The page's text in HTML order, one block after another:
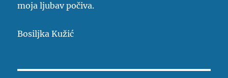
moja ljubav počiva.
Bosiljka Kužić